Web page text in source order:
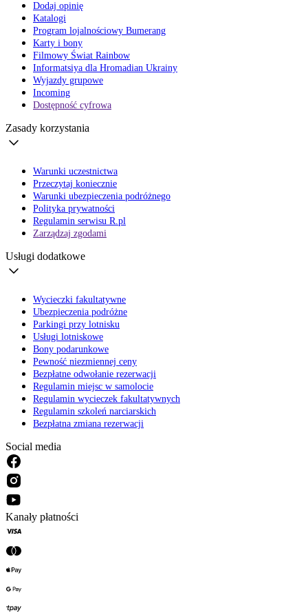
Dodaj opinię
Katalogi
Program lojalnościowy Bumerang
Karty i bony
Filmowy Świat Rainbow
Informatsiya dla Hromadian Ukrainy
Wyjazdy grupowe
Incoming
Dostępność cyfrowa
Zasady korzystania
Warunki uczestnictwa
Przeczytaj koniecznie
Warunki ubezpieczenia podróżnego
Polityka prywatności
Regulamin serwisu R.pl
Zarządzaj zgodami
Usługi dodatkowe
Wycieczki fakultatywne
Ubezpieczenia podróżne
Parkingi przy lotnisku
Usługi lotniskowe
Bony podarunkowe
Pewność niezmiennej ceny
Bezpłatne odwołanie rezerwacji
Regulamin miejsc w samolocie
Regulamin wycieczek fakultatywnych
Regulamin szkoleń narciarskich
Bezpłatna zmiana rezerwacji
Social media
Kanały płatności